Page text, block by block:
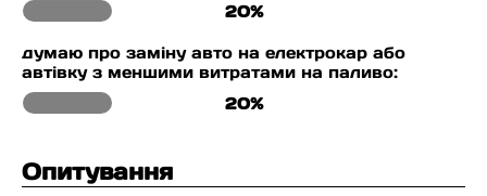
20%
думаю про заміну авто на електрокар або
автівку з меншими витратами на паливо:
20%
Опитування